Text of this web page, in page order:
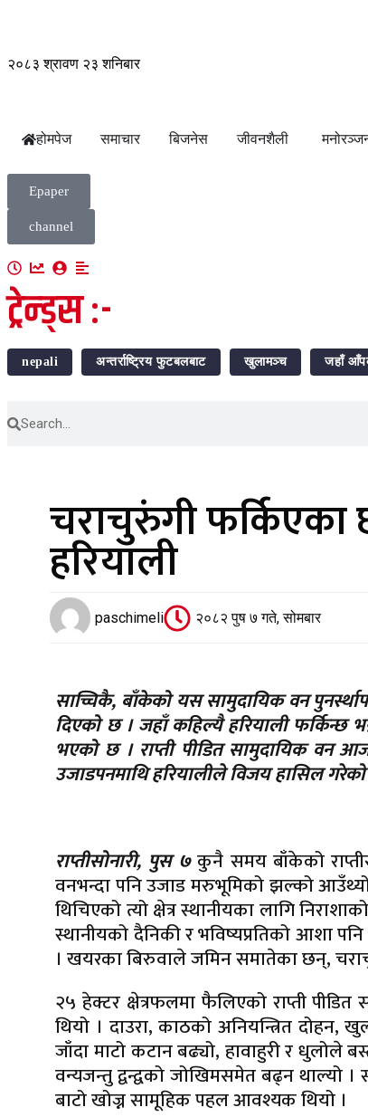
२०८३ श्रावण २३ शनिबार
होमपेज समाचार बिजनेस जीवनशैली
Epaper
channel
ट्रेन्ड्स :-
nepali अन्तर्राष्ट्रिय फुटबलबाट खुलामञ्च जहाँ
चराचुरुंगी
हरियाली
paschimeli २०८२ पुष ७ गते, सोमबार
साच्चिकै, बाँकेको यस सामुदायिक वन
दिएको छ । जहाँ कहिल्यै हरियाली फर्किन्छ
भएको छ । राप्ती पीडित सामुदायिक वन
उजाडपनमाथि हरियालीले विजय हासिल
राप्तीसोनारी, पुस ७कुनै समय बाँकेको
वनभन्दा पनि उजाड मरुभूमिको झल्को
थिचिएको त्यो क्षेत्र स्थानीयका लागि
स्थानीयको दैनिकी र भविष्यप्रतिको आशा
। खयरका बिरुवाले जमिन समातेका छन्,
२५ हेक्टर क्षेत्रफलमा फैलिएको राप्ती
थियो । दाउरा, काठको अनियन्त्रित दोहन,
जाँदा माटो कटान बढ्यो, हावाहुरी र धुलोले
वन्यजन्तु द्वन्द्वको जोखिमसमेत बढ्न थाल्यो
बाटो खोज्न सामूहिक पहल आवश्यक थियो ।